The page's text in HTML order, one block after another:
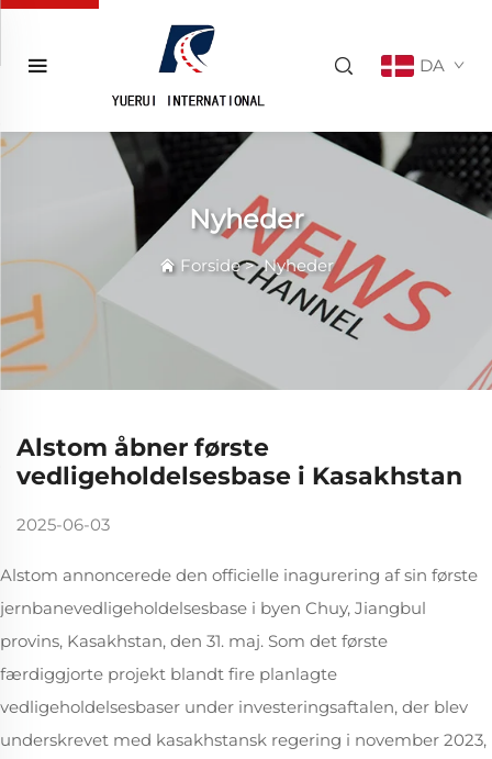
DA
Nyheder
Forside>Nyheder
Alstom åbner første
vedligeholdelsesbase i Kasakhstan
2025-06-03
Alstom annoncerede den officielle inagurering af sin første
jernbanevedligeholdelsesbase i byen Chuy, Jiangbul
provins, Kasakhstan, den 31. maj. Som det første
færdiggjorte projekt blandt fire planlagte
vedligeholdelsesbaser under investeringsaftalen, der blev
underskrevet med kasakhstansk regering i november 2023,